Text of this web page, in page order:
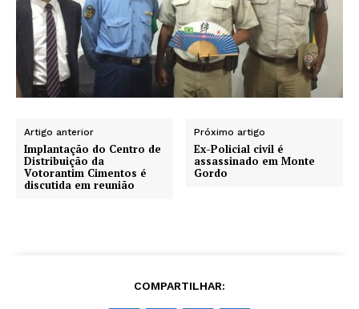
Artigo anterior
Implantação do Centro de
Distribuição da
Votorantim Cimentos é
discutida em reunião
Próximo artigo
Ex-Policial civil é
assassinado em Monte
Gordo
COMPARTILHAR: